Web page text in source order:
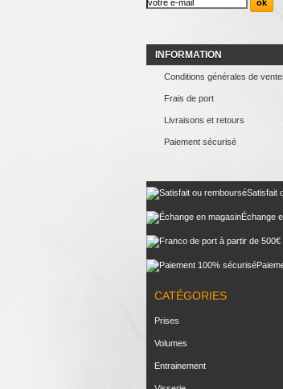
INFORMATION
Conditions générales de
Frais de port
Livraisons et retours
Paiement sécurisé
Satisfait
Échange
CATÉGORIES
Prises
Volumes
Entrainement